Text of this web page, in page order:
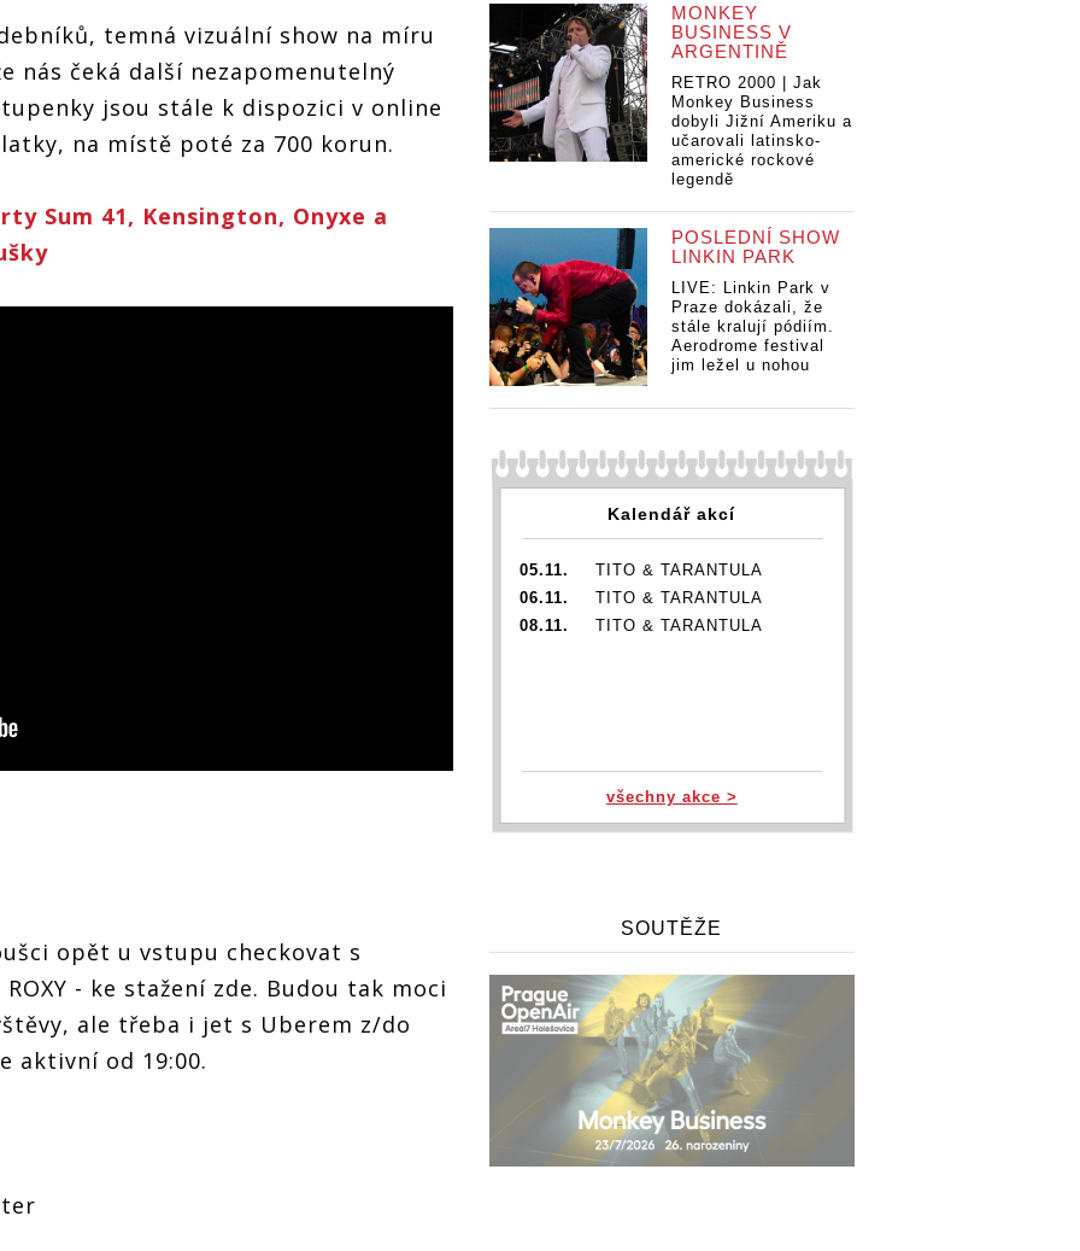
hudební
Trentemøller
v úterý do
Dánský hudební
génius Trentemøller
dorazí v úterý do
Prahy
Dánský hudební
génius Trentemøller
dorazí v úterý do
Prahy
Dánský hudební
génius Trentemøller
dorazí v úterý do
Prahy
temná vizuální show na míru
nás čeká další nezapomenutelný
jsou stále k dispozici v online
na místě poté za 700 korun.
Sum 41, Kensington, Onyxe a
opět u vstupu checkovat s
- ke stažení zde. Budou tak moci
ale třeba i jet s Uberem z/do
aktivní od 19:00.
MONKEY
BUSINESS V
ARGENTINĚ
RETRO 2000 | Jak
Monkey Business
dobyli Jižní Ameriku a
učarovali latinsko-
americké rockové
legendě
POSLEDNÍ SHOW
LINKIN PARK
LIVE: Linkin Park v
Praze dokázali, že
stále kralují pódiím.
Aerodrome festival
jim ležel u nohou
Kalendář akcí
05.11.
TITO & TARANTULA
06.11.
TITO & TARANTULA
08.11.
TITO & TARANTULA
všechny akce >
SOUTĚŽE